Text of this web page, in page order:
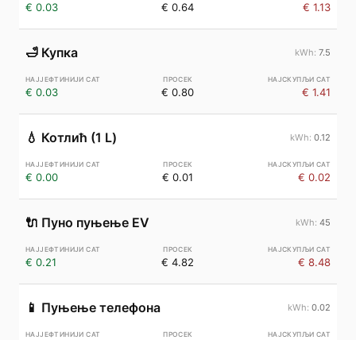
€ 0.03 € 0.64 € 1.13
🛁 Купка 7.5
€ 0.03 € 0.80 € 1.41
💧 Котлић (1 L) 0.12
€ 0.00 € 0.01 € 0.02
🔌 Пуно пуњење EV 45
€ 0.21 € 4.82 € 8.48
📱 Пуњење телефона 0.02